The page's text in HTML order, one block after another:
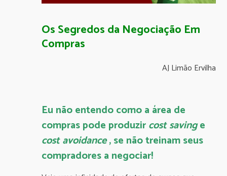
Os Segredos da Negociação Em
Compras
AJ Limão Ervilha
Eu não entendo como a área de
compras pode produzircostsavinge
costavoidance, se não treinam seus
compradores a negociar!